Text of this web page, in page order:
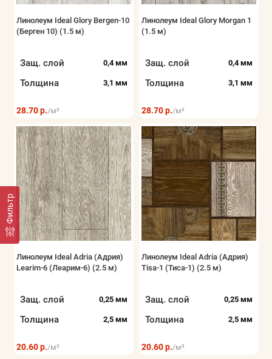
Фильтр
Линолеум Ideal Glory Bergen-10
(Берген 10) (1.5 м)
Защ. слой 0,4 мм
Толщина 3,1 мм
28.70 р./м²
Линолеум Ideal Glory Morgan 1
(1.5 м)
Защ. слой 0,4 мм
Толщина 3,1 мм
28.70 р./м²
Линолеум Ideal Adria (Адрия)
Learim-6 (Леарим-6) (2.5 м)
Защ. слой 0,25 мм
Толщина 2,5 мм
20.60 р./м²
Линолеум Ideal Adria (Адрия)
Tisa-1 (Тиса-1) (2.5 м)
Защ. слой 0,25 мм
Толщина 2,5 мм
20.60 р./м²